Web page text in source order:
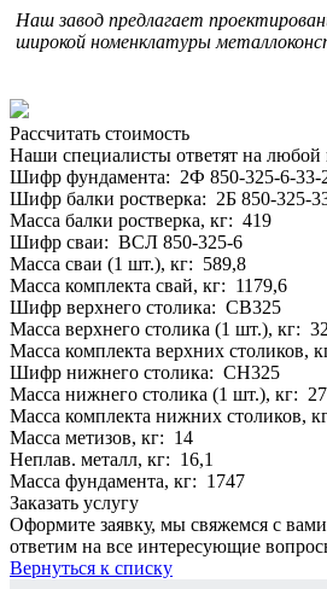
Наш завод предлагает
широкой номенклатуры
Рассчитать стоимость
Наши специалисты ответят на
Шифр фундамента: 2Ф 850-325-6-33-
Шифр балки ростверка: 2Б 850-325-
Масса балки ростверка, кг: 419
Шифр сваи: ВСЛ 850-325-6
Масса сваи (1 шт.), кг: 589,8
Масса комплекта свай, кг: 1179,6
Шифр верхнего столика: СВ325
Масса верхнего столика (1 шт.), кг: 32
Масса комплекта верхних столиков,
Шифр нижнего столика: СН325
Масса нижнего столика (1 шт.), кг: 27
Масса комплекта нижних столиков,
Масса метизов, кг: 14
Неплав. металл, кг: 16,1
Масса фундамента, кг: 1747
Заказать услугу
Оформите заявку, мы свяжемся с
ответим на все интересующие
Вернуться к списку